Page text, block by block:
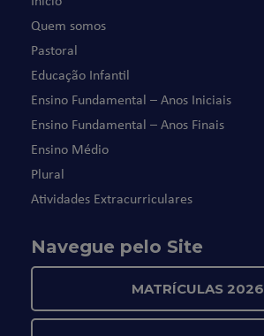
Quem somos
Pastoral
Educação Infantil
Ensino Fundamental – Anos Iniciais
Ensino Fundamental – Anos Finais
Ensino Médio
Plural
Atividades Extracurriculares
Navegue pelo Site
MATRÍCULAS 2026